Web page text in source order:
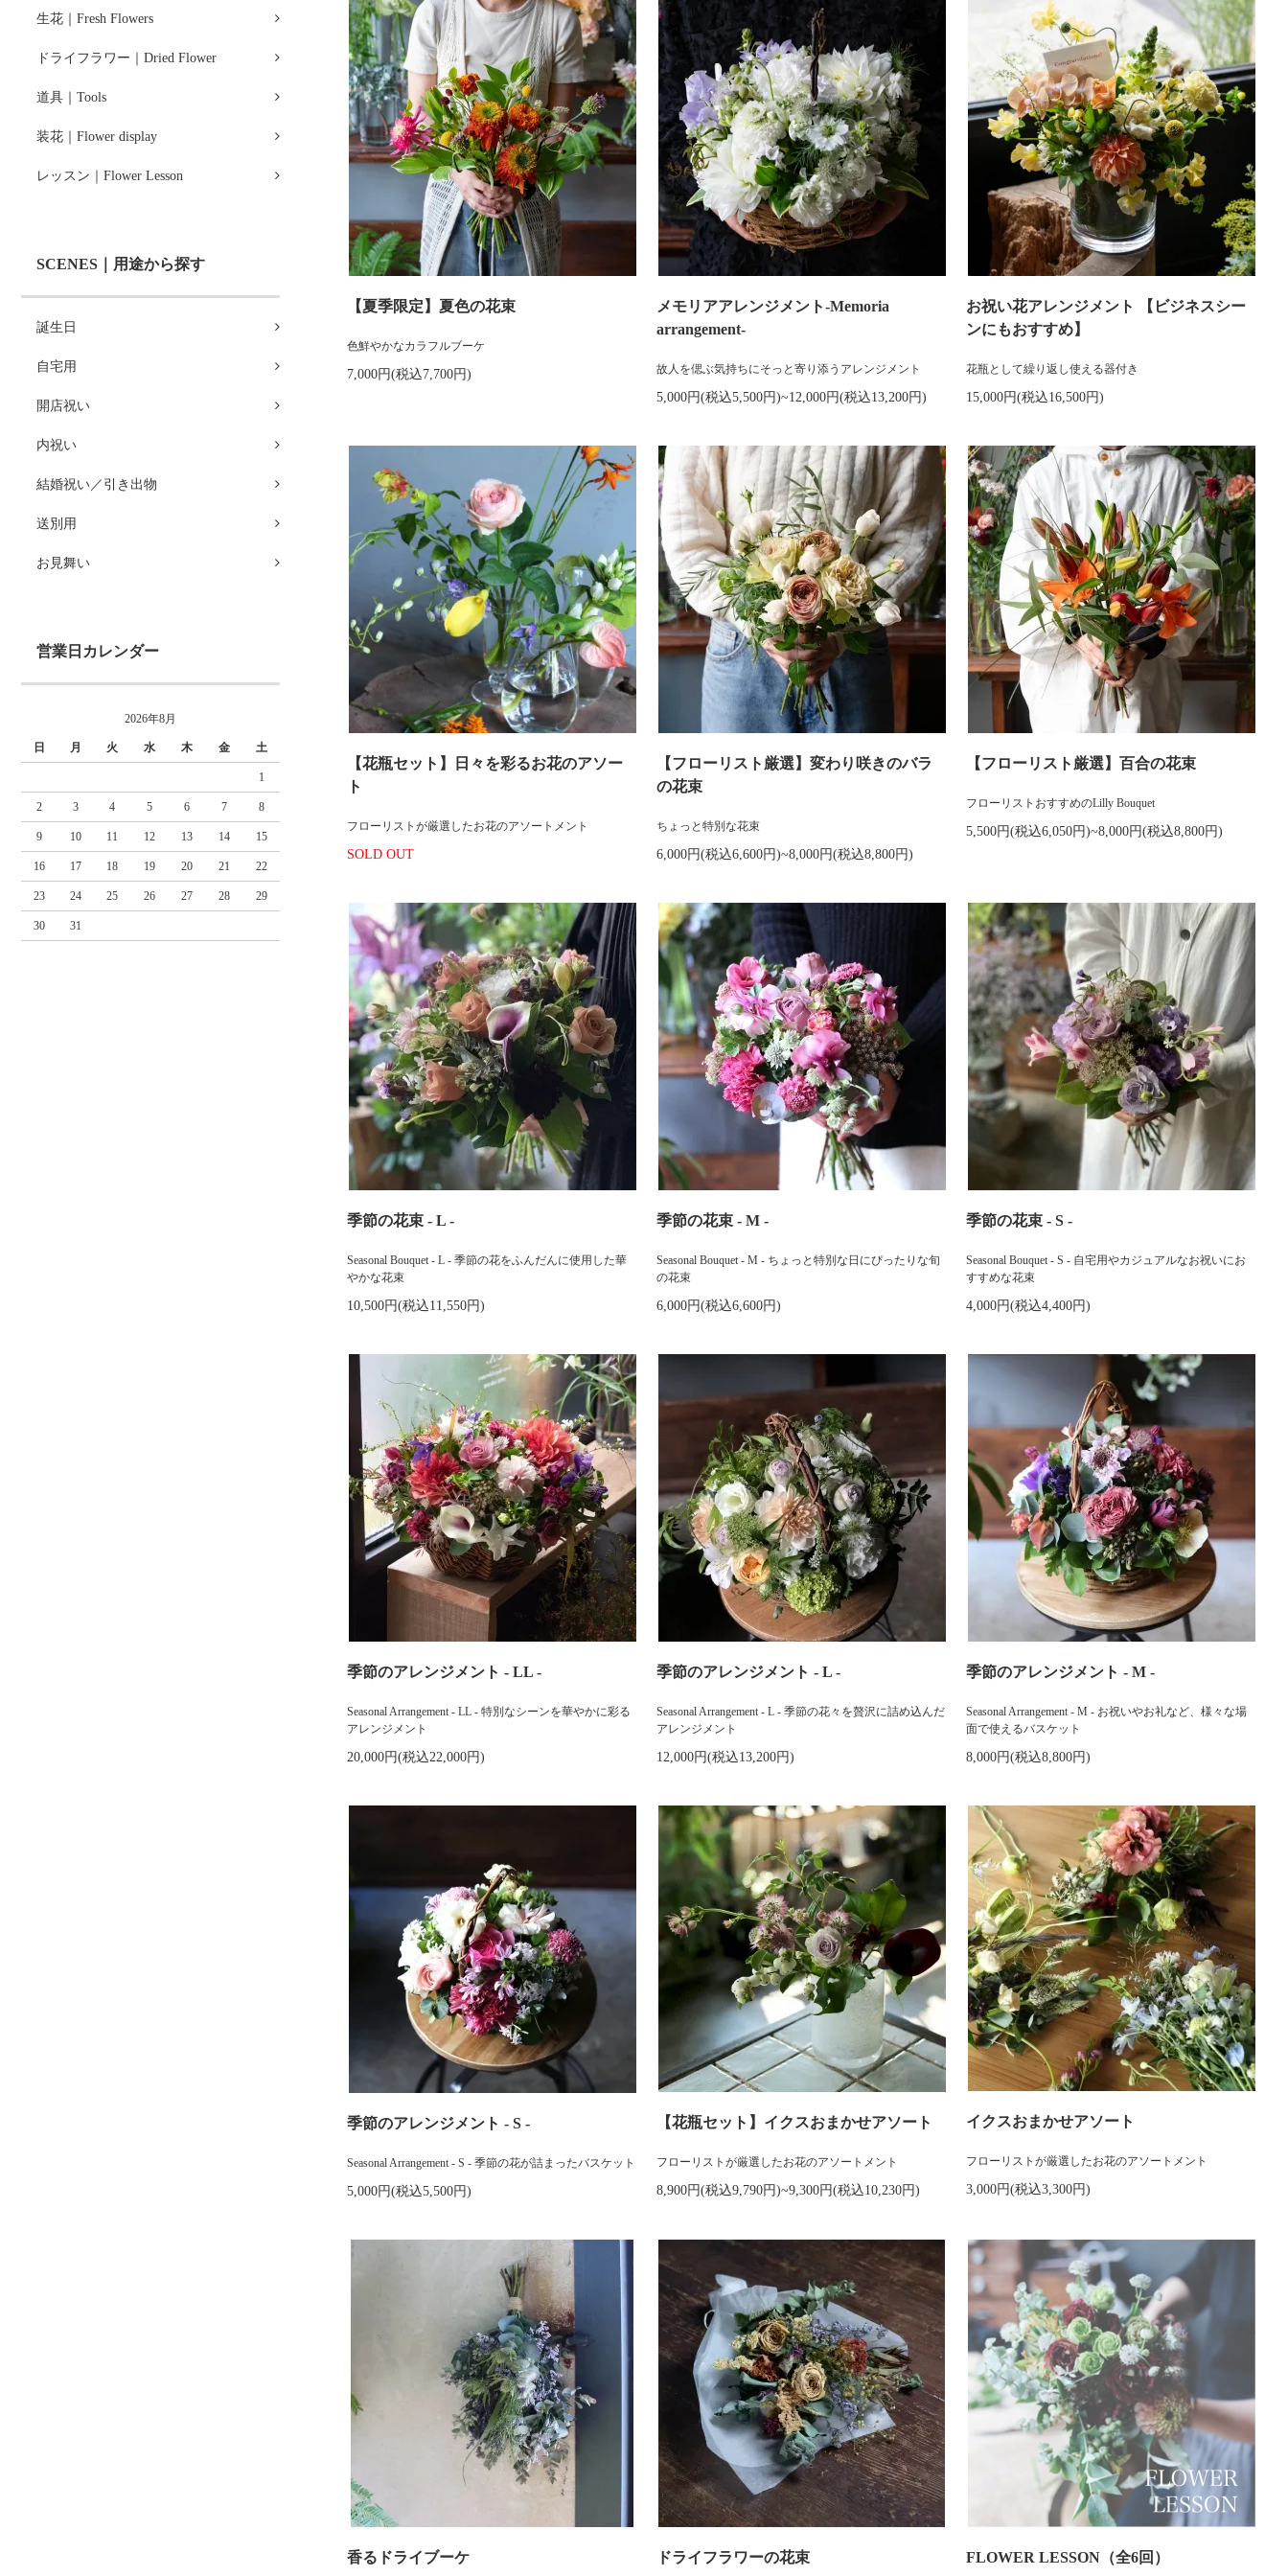
生花｜Fresh Flowers
ドライフラワー｜Dried Flower
道具｜Tools
装花｜Flower display
レッスン｜Flower Lesson
SCENES｜用途から探す
誕生日
自宅用
開店祝い
内祝い
結婚祝い／引き出物
送別用
お見舞い
営業日カレンダー
2026年8月
日 月 火 水 木 金 土
1
2 3 4 5 6 7 8
9 10 11 12 13 14 15
16 17 18 19 20 21 22
23 24 25 26 27 28 29
30 31
【夏季限定】夏色の花束
色鮮やかなカラフルブーケ
7,000円(税込7,700円)
メモリアアレンジメント-Memoria
arrangement-
故人を偲ぶ気持ちにそっと寄り添うアレンジメント
5,000円(税込5,500円)~12,000円(税込13,200円)
お祝い花アレンジメント 【ビジネスシー
ンにもおすすめ】
花瓶として繰り返し使える器付き
15,000円(税込16,500円)
【花瓶セット】日々を彩るお花のアソー
ト
フローリストが厳選したお花のアソートメント
SOLD OUT
【フローリスト厳選】変わり咲きのバラ
の花束
ちょっと特別な花束
6,000円(税込6,600円)~8,000円(税込8,800円)
【フローリスト厳選】百合の花束
フローリストおすすめのLilly Bouquet
5,500円(税込6,050円)~8,000円(税込8,800円)
季節の花束 - L -
Seasonal Bouquet - L - 季節の花をふんだんに使用した華
やかな花束
10,500円(税込11,550円)
季節の花束 - M -
Seasonal Bouquet - M - ちょっと特別な日にぴったりな旬
の花束
6,000円(税込6,600円)
季節の花束 - S -
Seasonal Bouquet - S - 自宅用やカジュアルなお祝いにお
すすめな花束
4,000円(税込4,400円)
季節のアレンジメント - LL -
Seasonal Arrangement - LL - 特別なシーンを華やかに彩る
アレンジメント
20,000円(税込22,000円)
季節のアレンジメント - L -
Seasonal Arrangement - L - 季節の花々を贅沢に詰め込んだ
アレンジメント
12,000円(税込13,200円)
季節のアレンジメント - M -
Seasonal Arrangement - M - お祝いやお礼など、様々な場
面で使えるバスケット
8,000円(税込8,800円)
季節のアレンジメント - S -
Seasonal Arrangement - S - 季節の花が詰まったバスケット
5,000円(税込5,500円)
【花瓶セット】イクスおまかせアソート
フローリストが厳選したお花のアソートメント
8,900円(税込9,790円)~9,300円(税込10,230円)
イクスおまかせアソート
フローリストが厳選したお花のアソートメント
3,000円(税込3,300円)
香るドライブーケ ドライフラワーの花束 FLOWER LESSON（全6回）